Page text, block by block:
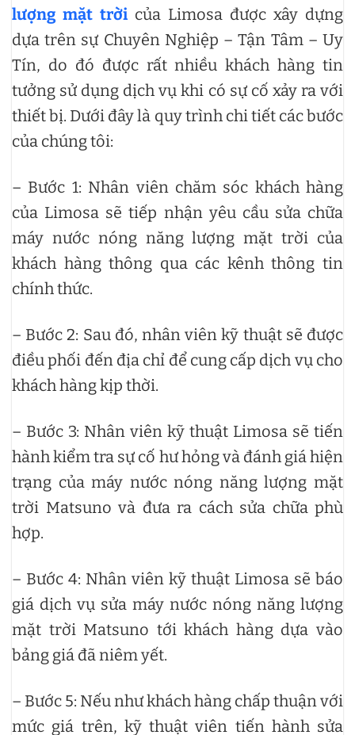
lượng mặt trời của Limosa được xây dựng
dựa trên sự Chuyên Nghiệp – Tận Tâm – Uy
Tín, do đó được rất nhiều khách hàng tin
tưởng sử dụng dịch vụ khi có sự cố xảy ra với
thiết bị. Dưới đây là quy trình chi tiết các bước
của chúng tôi:
– Bước 1: Nhân viên chăm sóc khách hàng
của Limosa sẽ tiếp nhận yêu cầu sửa chữa
máy nước nóng năng lượng mặt trời của
khách hàng thông qua các kênh thông tin
chính thức.
– Bước 2: Sau đó, nhân viên kỹ thuật sẽ được
điều phối đến địa chỉ để cung cấp dịch vụ cho
khách hàng kịp thời.
– Bước 3: Nhân viên kỹ thuật Limosa sẽ tiến
hành kiểm tra sự cố hư hỏng và đánh giá hiện
trạng của máy nước nóng năng lượng mặt
trời Matsuno và đưa ra cách sửa chữa phù
hợp.
– Bước 4: Nhân viên kỹ thuật Limosa sẽ báo
giá dịch vụ sửa máy nước nóng năng lượng
mặt trời Matsuno tới khách hàng dựa vào
bảng giá đã niêm yết.
– Bước 5: Nếu như khách hàng chấp thuận với
mức giá trên, kỹ thuật viên tiến hành sửa